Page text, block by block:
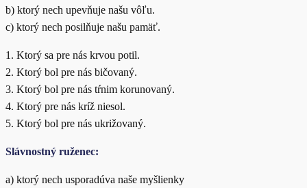
b) ktorý nech upevňuje našu vôľu.
c) ktorý nech posilňuje našu pamäť.
1. Ktorý sa pre nás krvou potil.
2. Ktorý bol pre nás bičovaný.
3. Ktorý bol pre nás tŕnim korunovaný.
4. Ktorý pre nás kríž niesol.
5. Ktorý bol pre nás ukrižovaný.
Slávnostný ruženec:
a) ktorý nech usporadúva naše myšlienky